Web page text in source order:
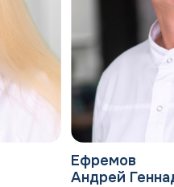
Ефремов
Андрей